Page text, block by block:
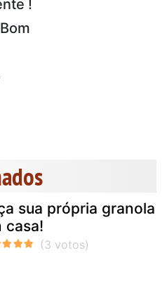
!
sua própria granola
casa!